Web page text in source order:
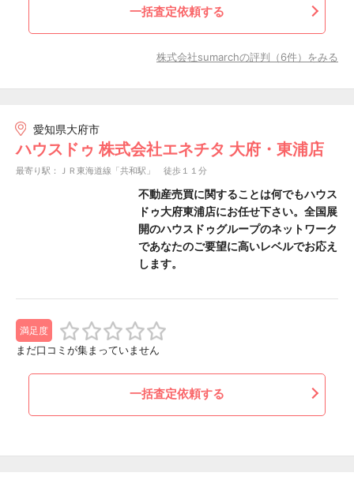
一括査定依頼する
株式会社sumarchの評判（6件）をみる
愛知県大府市
ハウスドゥ 株式会社エネチタ 大府・東浦店
最寄り駅：ＪＲ東海道線「共和駅」 徒歩１１分
不動産売買に関することは何でもハウス
ドゥ大府東浦店にお任せ下さい。全国展
開のハウスドゥグループのネットワーク
であなたのご要望に高いレベルでお応え
します。
満足度
まだ口コミが集まっていません
一括査定依頼する